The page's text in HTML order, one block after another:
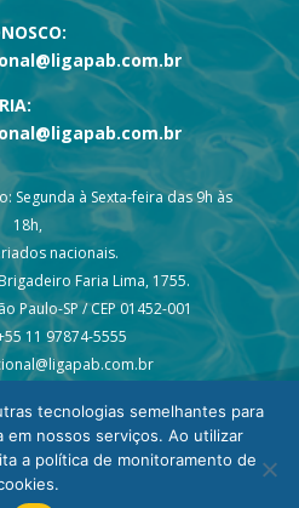
Segunda à Sexta-feira das 9h às
18h,
nacionais.
Faria Lima, 1755.
Paulo-SP / CEP 01452-001
11 97874-5555
reservados – Liga PAB
tecnologias semelhantes para
em nossos serviços. Ao utilizar
a política de monitoramento de